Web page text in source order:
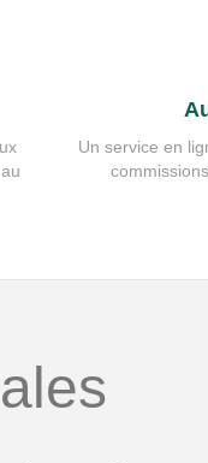
Un service en